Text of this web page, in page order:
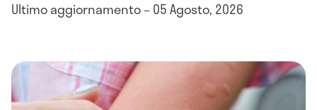
Ultimo aggiornamento – 05 Agosto, 2026